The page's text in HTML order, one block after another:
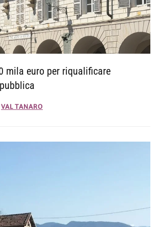
mila euro per riqualificare
VAL TANARO